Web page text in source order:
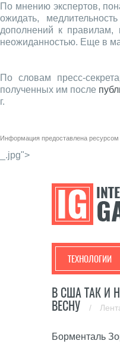
По мнению экспертов,
ожидать,
дополнений к правилам,
неожиданностью. Еще в
По словам пресс-
полученных им после
г.
Информация предоставлена ресурсом
_.jpg">
ТЕХНОЛОГИИ
В США ТАК И
ВЕСНУ
/
Борменталь